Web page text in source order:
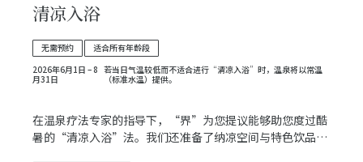
清凉入浴
无需预约
适合所有年龄段
2026年6月1日 – 8
月31日
若当日气温较低而不适合进行“清凉入浴”时，温泉将以常温
（标准水温）提供。
在温泉疗法专家的指导下，“界”为您提议能够助您度过酷
暑的“清凉入浴”法。我们还准备了纳凉空间与特色饮品，